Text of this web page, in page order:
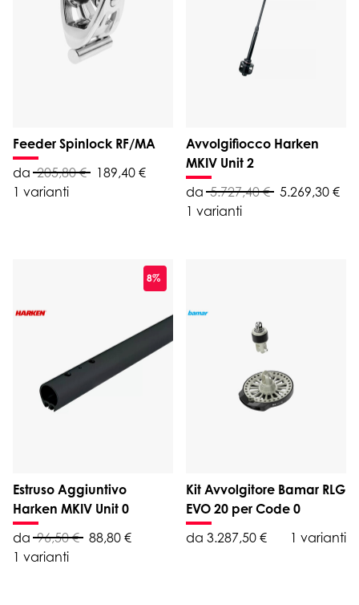
Feeder Spinlock RF/MA
da 205,80 €
189,40 €
1 varianti
Avvolgifiocco Harken
MKIV Unit 2
da 5.727,40 € 5.269,30 €
1 varianti
8%
Estruso Aggiuntivo
Harken MKIV Unit 0
da 96,50 € 88,80 €
1 varianti
Kit Avvolgitore Bamar RLG
EVO 20 per Code 0
da 3.287,50 €
1 varianti